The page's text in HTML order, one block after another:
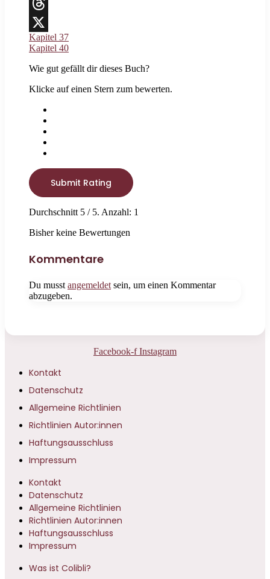
Facebook
Threads
X
Kapitel 37
Kapitel 40
Wie gut gefällt dir dieses Buch?
Klicke auf einen Stern zum bewerten.
Submit Rating
Durchschnitt 5 / 5. Anzahl: 1
Bisher keine Bewertungen
Kommentare
Du musst angemeldet sein, um einen Kommentar
abzugeben.
Facebook-f Instagram
Kontakt
Datenschutz
Allgemeine Richtlinien
Richtlinien Autor:innen
Haftungsausschluss
Impressum
Kontakt
Datenschutz
Allgemeine Richtlinien
Richtlinien Autor:innen
Haftungsausschluss
Impressum
Was ist Colibli?